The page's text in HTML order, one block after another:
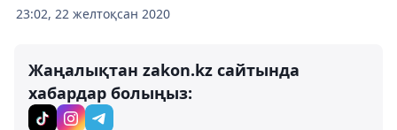
23:02, 22 желтоқсан 2020
Жаңалықтан zakon.kz сайтында
хабардар болыңыз: